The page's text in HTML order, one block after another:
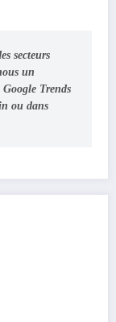
secteurs
un
Trends
ou dans